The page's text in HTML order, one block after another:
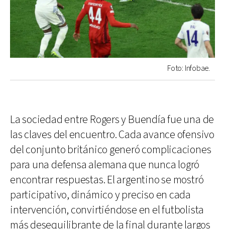
Foto: Infobae.
La sociedad entre Rogers y Buendía fue una de
las claves del encuentro. Cada avance ofensivo
del conjunto británico generó complicaciones
para una defensa alemana que nunca logró
encontrar respuestas. El argentino se mostró
participativo, dinámico y preciso en cada
intervención, convirtiéndose en el futbolista
más desequilibrante de la final durante largos